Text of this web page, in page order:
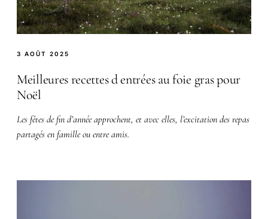
3 AOÛT 2025
Meilleures recettes d entrées au foie gras pour
Noël
Les fêtes de fin d’année approchent, et avec elles, l’excitation des repas
partagés en famille ou entre amis.